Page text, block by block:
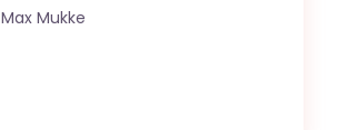
Max Mukke